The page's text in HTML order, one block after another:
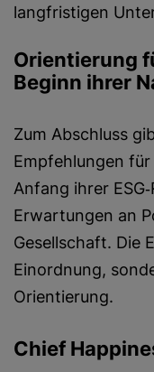
langfristigen
Orientierung
Beginn ihrer
Zum Abschluss
Empfehlungen
Anfang ihrer
Erwartungen an
Gesellschaft. Die
Einordnung,
Orientierung.
Chief